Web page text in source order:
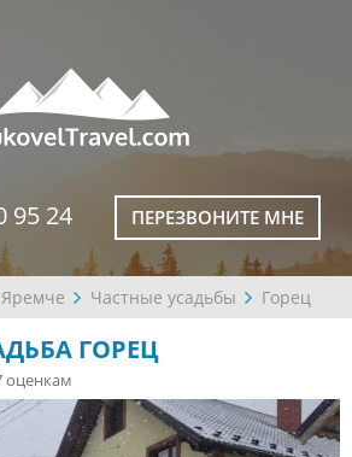
95 24 ПЕРЕЗВОНИТЕ МНЕ
Яремче Частные усадьбы Горец
ГОРЕЦ
оценкам